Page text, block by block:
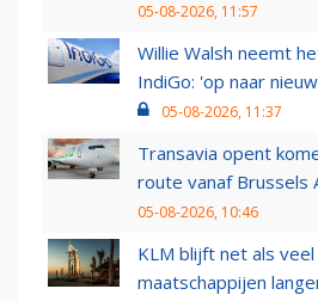
05-08-2026, 11:57
Willie Walsh neemt
IndiGo: 'op naar
05-08-2026, 11:37
Transavia opent
route vanaf Brussels
05-08-2026, 10:46
KLM blijft net als
maatschappijen